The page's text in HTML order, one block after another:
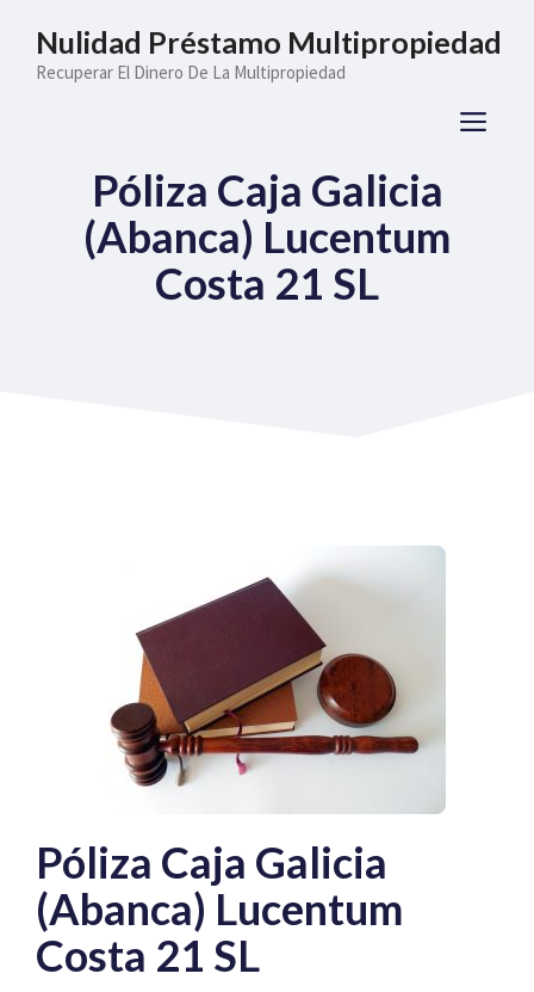
contenido
Nulidad Préstamo Multipropiedad
Recuperar El Dinero De La Multipropiedad
Póliza Caja Galicia
(Abanca) Lucentum
Costa 21 SL
Póliza Caja Galicia
(Abanca) Lucentum
Costa 21 SL